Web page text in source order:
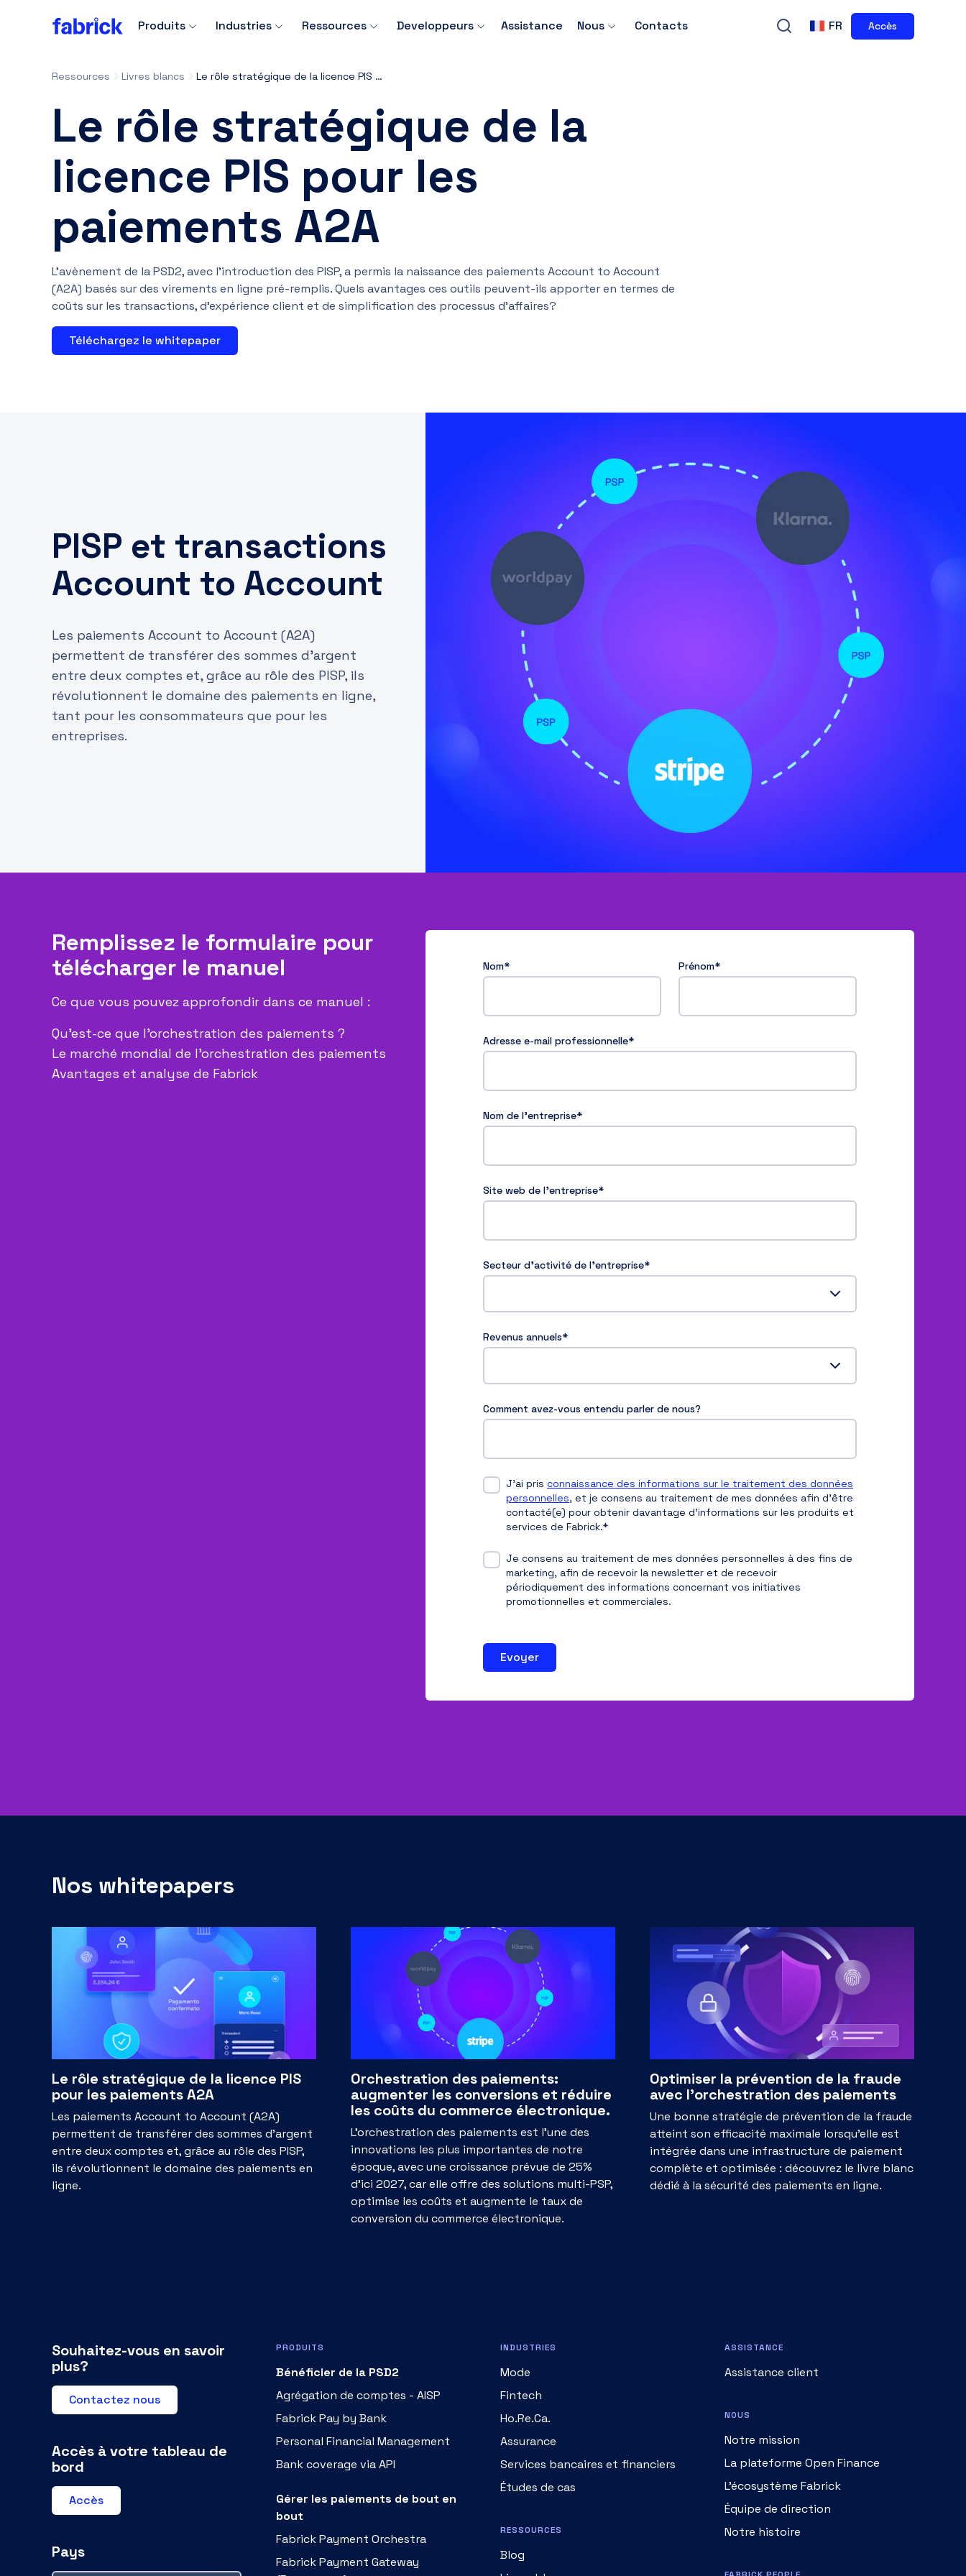
Produits Industries Ressources Developpeurs Assistance Nous Contacts FR Accès
Ressources Livres blancs Le rôle stratégique de la licence PIS pour les paiements A2A
Le rôle stratégique de la
licence PIS pour les
paiements A2A
L'avènement de la PSD2, avec l'introduction des PISP, a permis la naissance des paiements Account to Account
(A2A) basés sur des virements en ligne pré-remplis. Quels avantages ces outils peuvent-ils apporter en termes de
coûts sur les transactions, d'expérience client et de simplification des processus d'affaires?
Téléchargez le whitepaper
PISP et transactions
Account to Account
Les paiements Account to Account (A2A)
permettent de transférer des sommes d'argent
entre deux comptes et, grâce au rôle des PISP, ils
révolutionnent le domaine des paiements en ligne,
tant pour les consommateurs que pour les
entreprises.
Remplissez le formulaire pour
télécharger le manuel
Ce que vous pouvez approfondir dans ce manuel :
Qu'est-ce que l'orchestration des paiements ?
Le marché mondial de l'orchestration des paiements
Avantages et analyse de Fabrick
Nom* Prénom*
Adresse e-mail professionnelle*
Nom de l'entreprise*
Site web de l'entreprise*
Secteur d'activité de l'entreprise*
Revenus annuels*
Comment avez-vous entendu parler de nous?
J'ai pris connaissance des informations sur le traitement des données
personnelles, et je consens au traitement de mes données afin d'être
contacté(e) pour obtenir davantage d'informations sur les produits et
services de Fabrick.*
Je consens au traitement de mes données personnelles à des fins de
marketing, afin de recevoir la newsletter et de recevoir
périodiquement des informations concernant vos initiatives
promotionnelles et commerciales.
Evoyer
Nos whitepapers
Le rôle stratégique de la licence PIS
pour les paiements A2A
Les paiements Account to Account (A2A)
permettent de transférer des sommes d'argent
entre deux comptes et, grâce au rôle des PISP,
ils révolutionnent le domaine des paiements en
ligne.
Orchestration des paiements:
augmenter les conversions et réduire
les coûts du commerce électronique.
L'orchestration des paiements est l'une des
innovations les plus importantes de notre
époque, avec une croissance prévue de 25%
d'ici 2027, car elle offre des solutions multi-PSP,
optimise les coûts et augmente le taux de
conversion du commerce électronique.
Optimiser la prévention de la fraude
avec l'orchestration des paiements
Une bonne stratégie de prévention de la fraude
atteint son efficacité maximale lorsqu'elle est
intégrée dans une infrastructure de paiement
complète et optimisée : découvrez le livre blanc
dédié à la sécurité des paiements en ligne.
Souhaitez-vous en savoir
plus?
Contactez nous
Accès à votre tableau de
bord
Accès
Pays
PRODUITS
Bénéficier de la PSD2
Agrégation de comptes - AISP
Fabrick Pay by Bank
Personal Financial Management
Bank coverage via API
Gérer les paiements de bout en
bout
Fabrick Payment Orchestra
Fabrick Payment Gateway
INDUSTRIES
Mode
Fintech
Ho.Re.Ca.
Assurance
Services bancaires et financiers
Études de cas
RESSOURCES
Blog
ASSISTANCE
Assistance client
NOUS
Notre mission
La plateforme Open Finance
L’écosystème Fabrick
Équipe de direction
Notre histoire